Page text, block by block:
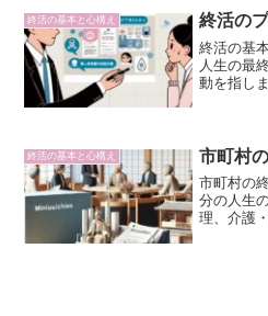
しく解説
終活の基本と心構え 終活の
終活の基
人生の最
動を指し
志を尊重
終活の基本と心構え 市町村
市町村の
分の人生
理、介護